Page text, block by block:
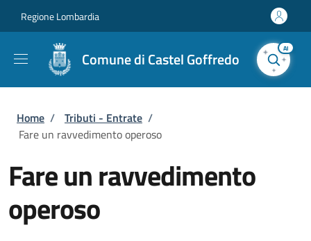
Regione Lombardia
Comune di Castel Goffredo
AI
Briciole di pane
Home / Tributi - Entrate /
Fare un ravvedimento operoso
Fare un ravvedimento
operoso